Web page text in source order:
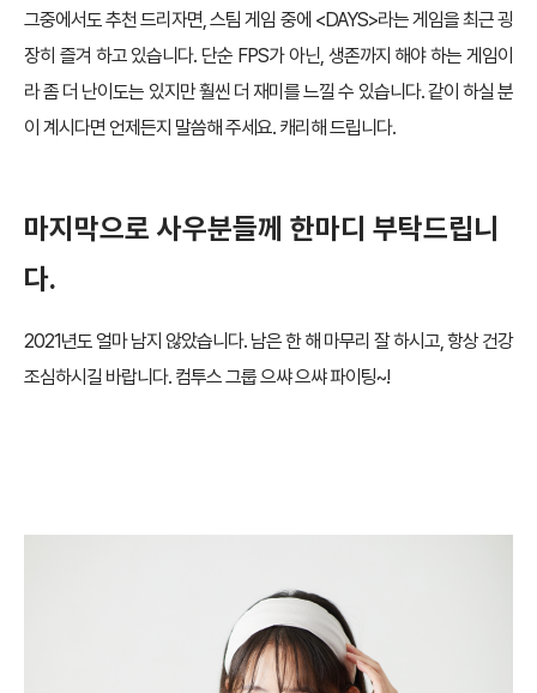
그중에서도 추천 드리자면, 스팀 게임 중에 <DAYS>라는 게임을 최근 굉
장히 즐겨 하고 있습니다. 단순 FPS가 아닌, 생존까지 해야 하는 게임이
라 좀 더 난이도는 있지만 훨씬 더 재미를 느낄 수 있습니다. 같이 하실 분
이 계시다면 언제든지 말씀해 주세요. 캐리해 드립니다.
마지막으로 사우분들께 한마디 부탁드립니
다.
2021년도 얼마 남지 않았습니다. 남은 한 해 마무리 잘 하시고, 항상 건강
조심하시길 바랍니다. 컴투스 그룹 으쌰 으쌰 파이팅~!